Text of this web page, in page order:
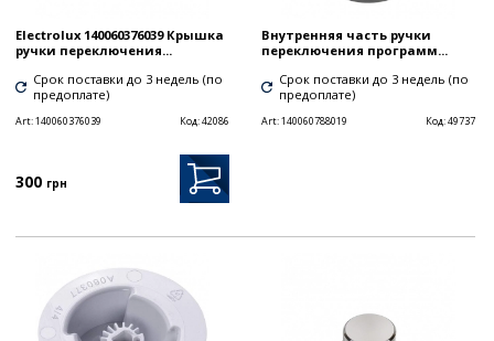
Electrolux 140060376039 Крышка
ручки переключения...
Срок поставки до 3 недель (по
предоплате)
Art:140060376039 Код:42086
300 грн
Внутренняя часть ручки
переключения программ...
Срок поставки до 3 недель (по
предоплате)
Art:140060788019 Код:49737